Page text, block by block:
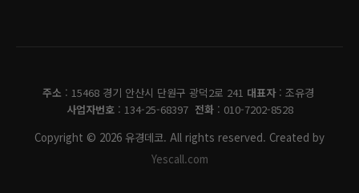
주소 : 15468 경기 안산시 단원구 광덕2로 241 대표자: 조유경
사업자번호: 134-25-68397 전화: 010-7202-8528
Copyright © 2026 유경데코. All rights reserved. Created by
Yescall.com